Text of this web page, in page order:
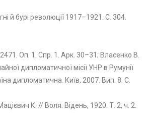
й бурі революції 1917–1921. С. 304.
Оп. 1. Спр. 1. Арк. 30–31; Власенко В.
дипломатичної місії УНР в Румунії
дипломатична. Київ, 2007. Вип. 8. С.
К. // Воля. Відень, 1920. Т. 2, ч. 2.